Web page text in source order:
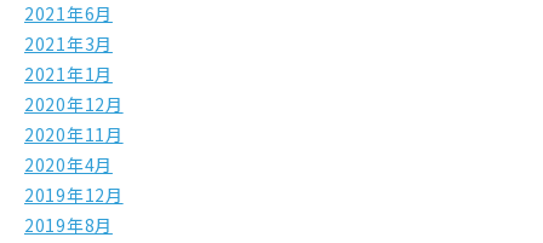
2021年6月
2021年3月
2021年1月
2020年12月
2020年11月
2020年4月
2019年12月
2019年8月